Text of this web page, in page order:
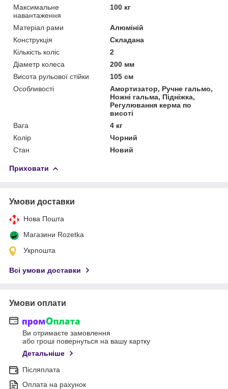
Максимальне
навантаження
100 кг
Матеріал рами
Алюміній
Конструкція
Складана
Кількість коліс
2
Діаметр колеса
200 мм
Висота рульової стійки
105 см
Особливості
Амортизатор, Ручне гальмо,
Ножні гальма, Підніжка,
Регулювання керма по
висоті
Вага
4 кг
Колір
Чорний
Стан
Новий
Приховати
Умови доставки
Нова Пошта
Магазини Rozetka
Укрпошта
Всі умови доставки
Умови оплати
Ви отримаєте замовлення
або гроші повернуться на вашу картку
Детальніше
Післяплата
Оплата на рахунок